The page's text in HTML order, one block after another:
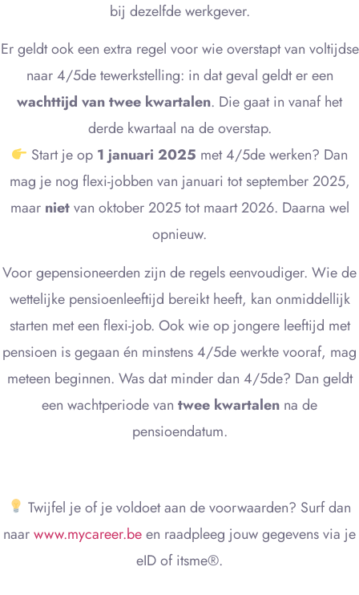
bij dezelfde werkgever.
Er geldt ook een extra regel voor wie overstapt van voltijdse
naar 4/5de tewerkstelling: in dat geval geldt er een
wachttijd van twee kwartalen. Die gaat in vanaf het
derde kwartaal na de overstap.
Start je op 1 januari 2025 met 4/5de werken? Dan
mag je nog flexi-jobben van januari tot september 2025,
maar nietvan oktober 2025 tot maart 2026. Daarna wel
opnieuw.
Voor gepensioneerden zijn de regels eenvoudiger. Wie de
wettelijke pensioenleeftijd bereikt heeft, kan onmiddellijk
starten met een flexi-job. Ook wie op jongere leeftijd met
pensioen is gegaan én minstens 4/5de werkte vooraf, mag
meteen beginnen. Was dat minder dan 4/5de? Dan geldt
een wachtperiode van twee kwartalen na de
pensioendatum.
Twijfel je of je voldoet aan de voorwaarden? Surf dan
naarwww.mycareer.been raadpleeg jouw gegevens via je
eID of itsme®.